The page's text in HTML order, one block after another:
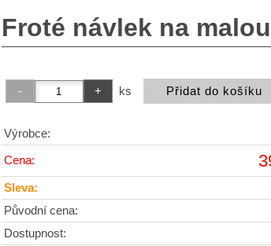
Froté návlek na
ks
Výrobce:
Cena:
Sleva:
Původní cena:
Dostupnost: